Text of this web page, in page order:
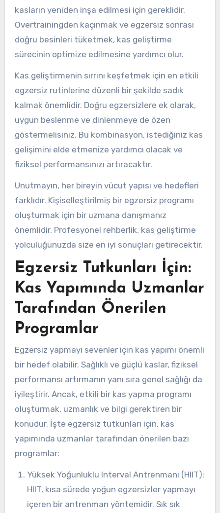
kasların yeniden inşa edilmesi için gereklidir.
Overtrainingden kaçınmak ve egzersiz sonrası
doğru besinleri tüketmek, kas geliştirme
sürecinin optimize edilmesine yardımcı olur.
Kas geliştirmenin sırrını keşfetmek için en etkili
egzersiz rutinlerine düzenli bir şekilde sadık
kalmak önemlidir. Doğru egzersizlere ek olarak,
uygun beslenme ve dinlenmeye de özen
göstermelisiniz. Bu kombinasyon, istediğiniz kas
gelişimini elde etmenize yardımcı olacak ve
fiziksel performansınızı artıracaktır.
Unutmayın, her bireyin vücut yapısı ve hedefleri
farklıdır. Kişiselleştirilmiş bir egzersiz programı
oluşturmak için bir uzmana danışmanız
önemlidir. Profesyonel rehberlik, kas geliştirme
yolculuğunuzda size en iyi sonuçları getirecektir.
Egzersiz Tutkunları İçin:
Kas Yapımında Uzmanlar
Tarafından Önerilen
Programlar
Egzersiz yapmayı sevenler için kas yapımı önemli
bir hedef olabilir. Sağlıklı ve güçlü kaslar, fiziksel
performansı artırmanın yanı sıra genel sağlığı da
iyileştirir. Ancak, etkili bir kas yapma programı
oluşturmak, uzmanlık ve bilgi gerektiren bir
konudur. İşte egzersiz tutkunları için, kas
yapımında uzmanlar tarafından önerilen bazı
programlar:
Yüksek Yoğunluklu Interval Antrenmanı (HIIT):
HIIT, kısa sürede yoğun egzersizler yapmayı
içeren bir antrenman yöntemidir. Sık sık